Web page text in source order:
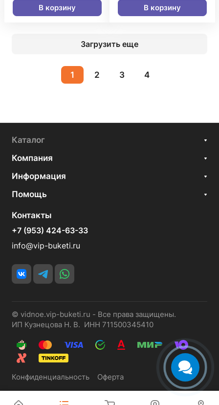
В корзину В корзину
Загрузить еще
1 2 3 4
Каталог
Компания
Информация
Помощь
Контакты
+7 (953) 424-63-33
info@vip-buketi.ru
© vidnoe.vip-buketi.ru - Все права защищены.
ИП Кузнецова Н. В. ИНН 711500345410
Конфиденциальность Оферта